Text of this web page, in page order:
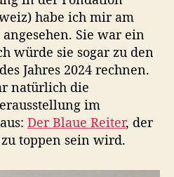
w
e
i
z
habe ich mir am
angesehen. Sie war ein
würde sie sogar zu den
Jahres 2024 rechnen.
natürlich die
im
Der Blaue Reiter, der
toppen sein wird.